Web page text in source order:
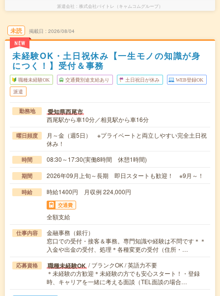
派遣会社 株式会社バイトレ（キャムコムグループ）
未読
NEW
掲載日 2026/08/04
未経験OK・土日祝休み【一生モノの知識が身
につく！】受付＆事務
職種未経験OK 交通費別途支給あり 土日祝日が休み WEB登録OK
派遣
勤務地 愛知県西尾市
西尾駅から車10分／相見駅から車16分
曜日頻度
月～金（週5日） ※プライベートと両立しやすい完全土日祝
休み！
時間 08:30～17:30(実働8時間 休憩1時間)
期間 2026年09月上旬～長期 即日スタートも歓迎！ ※9月～！
時給 時給1400円 月収例 224,000円
交通費
全額支給
仕事内容
金融事務（銀行）
窓口での受付・接客＆事務。専門知識や経験は不問です＊＊
入金や出金の受付、処理＊各種変更の受付（住所・…
応募資格 職種未経験OK / ブランクOK / 英語力不要
＊未経験の方歓迎＊未経験の方でも安心スタート！・登録
時、キャリアを一緒に考える面談（TEL面談の場合…